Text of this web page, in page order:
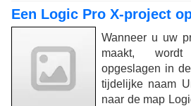
Een Logic Pro X-project
Wanneer u uw
maakt,
opgeslagen in
tijdelijke naam
naar de map